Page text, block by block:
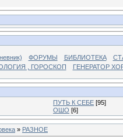
ФОРУМЫ БИБЛИОТЕКА
, ГОРОСКОП
ГЕНЕРАТОР
ПУТЬ К СЕБЕ [95]
ОШО [6]
» РАЗНОЕ